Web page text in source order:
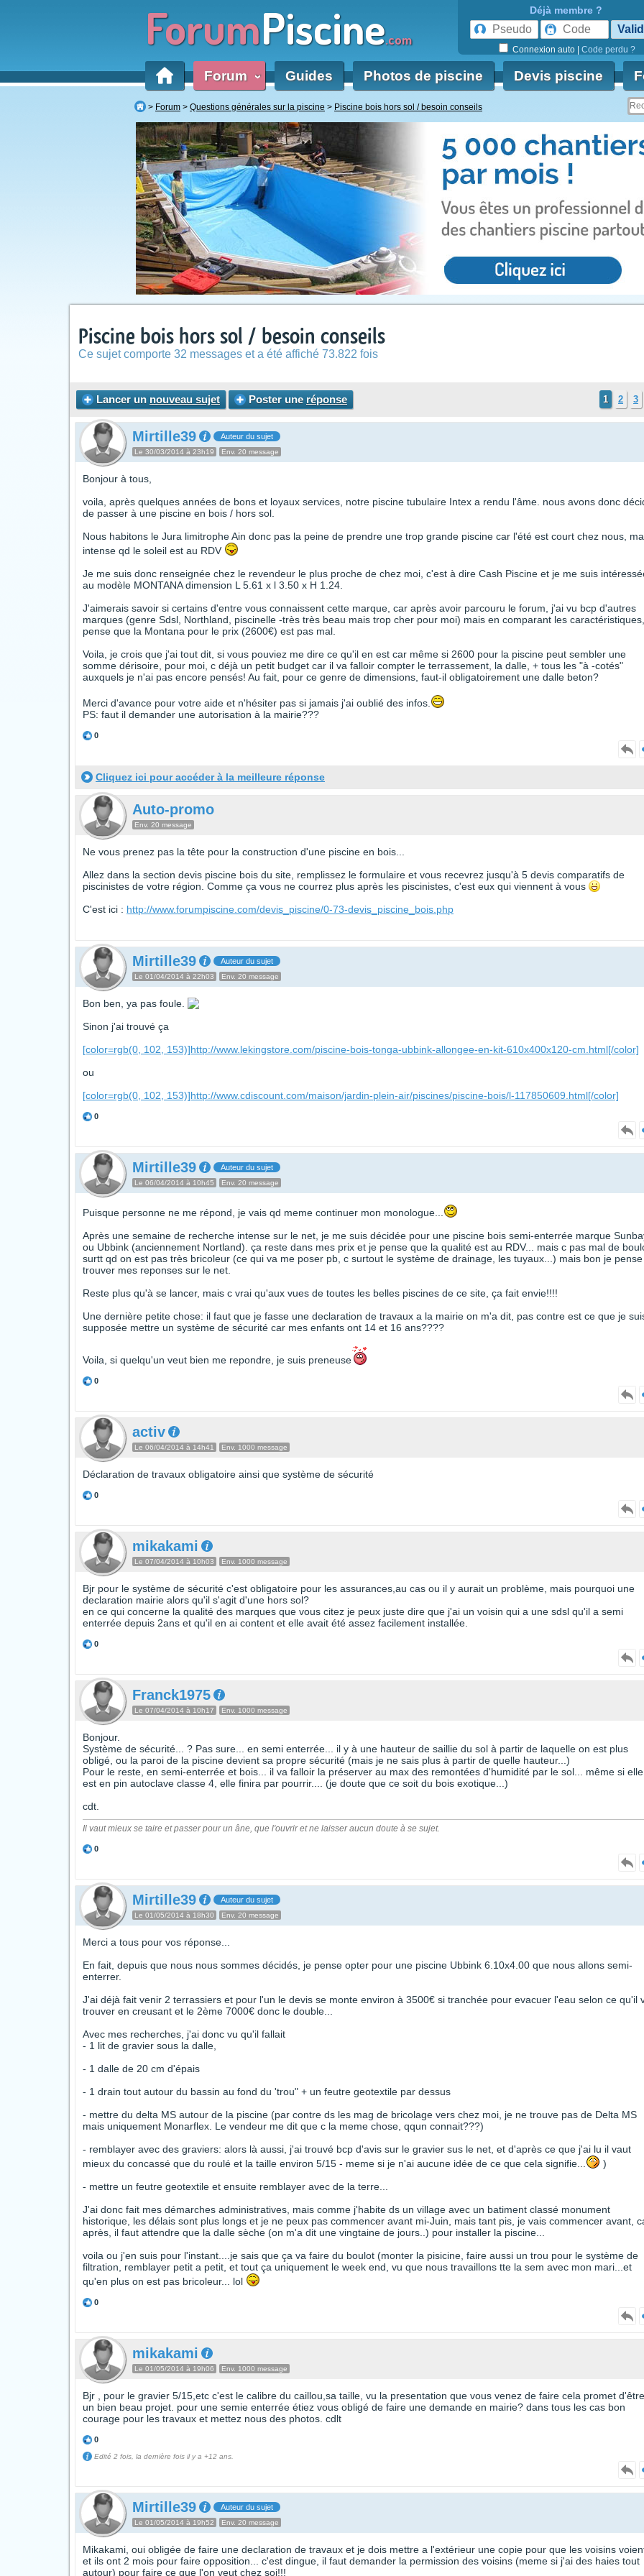
ForumPiscine.com
Déjà membre ?
Connexion auto Code perdu ?
Forum ‹ Guides Photos de piscine Devis piscine
Forum Questions générales sur la piscine Piscine bois hors sol / besoin conseils
Piscine bois hors sol / besoin conseils
Ce sujet comporte 32 messages et a été affiché 73.822 fois
Lancer un nouveau sujet Poster une réponse 1 2 3
Mirtille39 Auteur du sujet
Le 30/03/2014 à 23h19 Env. 20 message
Bonjour à tous,
voila, après quelques années de bons et loyaux services, notre piscine tubulaire Intex a rendu l'âme. nous avons donc
de passer à une piscine en bois / hors sol.
Nous habitons le Jura limitrophe Ain donc pas la peine de prendre une trop grande piscine car l'été est court chez nous,
intense qd le soleil est au RDV
Je me suis donc renseignée chez le revendeur le plus proche de chez moi, c'est à dire Cash Piscine et je me suis
au modèle MONTANA dimension L 5.61 x l 3.50 x H 1.24.
J'aimerais savoir si certains d'entre vous connaissent cette marque, car après avoir parcouru le forum, j'ai vu bcp d'autres
marques (genre Sdsl, Northland, piscinelle -très très beau mais trop cher pour moi) mais en comparant les
pense que la Montana pour le prix (2600€) est pas mal.
Voila, je crois que j'ai tout dit, si vous pouviez me dire ce qu'il en est car même si 2600 pour la piscine peut sembler une
somme dérisoire, pour moi, c déjà un petit budget car il va falloir compter le terrassement, la dalle, + tous les "à -cotés"
auxquels je n'ai pas encore pensés! Au fait, pour ce genre de dimensions, faut-il obligatoirement une dalle beton?
Merci d'avance pour votre aide et n'hésiter pas si jamais j'ai oublié des infos.
PS: faut il demander une autorisation à la mairie???
0
Cliquez ici pour accéder à la meilleure réponse
Auto-promo
Env. 20 message
Ne vous prenez pas la tête pour la construction d'une piscine en bois...
Allez dans la section devis piscine bois du site, remplissez le formulaire et vous recevrez jusqu'à 5 devis comparatifs de
piscinistes de votre région. Comme ça vous ne courrez plus après les piscinistes, c'est eux qui viennent à vous
C'est ici : http://www.forumpiscine.com/devis_piscine/0-73-devis_piscine_bois.php
Mirtille39 Auteur du sujet
Le 01/04/2014 à 22h03 Env. 20 message
Bon ben, ya pas foule.
Sinon j'ai trouvé ça
[color=rgb(0, 102, 153)]http://www.lekingstore.com/piscine-bois-tonga-ubbink-allongee-en-kit-610x400x120-cm.html[/color]
ou
[color=rgb(0, 102, 153)]http://www.cdiscount.com/maison/jardin-plein-air/piscines/piscine-bois/l-117850609.html[/color]
0
Mirtille39 Auteur du sujet
Le 06/04/2014 à 10h45 Env. 20 message
Puisque personne ne me répond, je vais qd meme continuer mon monologue...
Après une semaine de recherche intense sur le net, je me suis décidée pour une piscine bois semi-enterrée marque
ou Ubbink (anciennement Nortland). ça reste dans mes prix et je pense que la qualité est au RDV... mais c pas mal de
surtt qd on est pas très bricoleur (ce qui va me poser pb, c surtout le système de drainage, les tuyaux...) mais bon je pense
trouver mes reponses sur le net.
Reste plus qu'à se lancer, mais c vrai qu'aux vues de toutes les belles piscines de ce site, ça fait envie!!!!
Une dernière petite chose: il faut que je fasse une declaration de travaux a la mairie on m'a dit, pas contre est ce que je
supposée mettre un système de sécurité car mes enfants ont 14 et 16 ans????
Voila, si quelqu'un veut bien me repondre, je suis preneuse
0
activ
Le 06/04/2014 à 14h41 Env. 1000 message
Déclaration de travaux obligatoire ainsi que système de sécurité
0
mikakami
Le 07/04/2014 à 10h03 Env. 1000 message
Bjr pour le système de sécurité c'est obligatoire pour les assurances,au cas ou il y aurait un problème, mais pourquoi une
declaration mairie alors qu'il s'agit d'une hors sol?
en ce qui concerne la qualité des marques que vous citez je peux juste dire que j'ai un voisin qui a une sdsl qu'il a semi
enterrée depuis 2ans et qu'il en ai content et elle avait été assez facilement installée.
0
Franck1975
Le 07/04/2014 à 10h17 Env. 1000 message
Bonjour.
Système de sécurité... ? Pas sure... en semi enterrée... il y à une hauteur de saillie du sol à partir de laquelle on est plus
obligé, ou la paroi de la piscine devient sa propre sécurité (mais je ne sais plus à partir de quelle hauteur...)
Pour le reste, en semi-enterrée et bois... il va falloir la préserver au max des remontées d'humidité par le sol... même si elle
est en pin autoclave classe 4, elle finira par pourrir.... (je doute que ce soit du bois exotique...)
cdt.
Il vaut mieux se taire et passer pour un âne, que l'ouvrir et ne laisser aucun doute à se sujet.
0
Mirtille39 Auteur du sujet
Le 01/05/2014 à 18h30 Env. 20 message
Merci a tous pour vos réponse...
En fait, depuis que nous nous sommes décidés, je pense opter pour une piscine Ubbink 6.10x4.00 que nous allons semi-
enterrer.
J'ai déjà fait venir 2 terrassiers et pour l'un le devis se monte environ à 3500€ si tranchée pour evacuer l'eau selon ce qu'il
trouver en creusant et le 2ème 7000€ donc le double...
Avec mes recherches, j'ai donc vu qu'il fallait
- 1 lit de gravier sous la dalle,
- 1 dalle de 20 cm d'épais
- 1 drain tout autour du bassin au fond du 'trou" + un feutre geotextile par dessus
- mettre du delta MS autour de la piscine (par contre ds les mag de bricolage vers chez moi, je ne trouve pas de Delta MS
mais uniquement Monarflex. Le vendeur me dit que c la meme chose, qqun connait???)
- remblayer avec des graviers: alors là aussi, j'ai trouvé bcp d'avis sur le gravier sus le net, et d'après ce que j'ai lu il vaut
mieux du concassé que du roulé et la taille environ 5/15 - meme si je n'ai aucune idée de ce que cela signifie...
)
- mettre un feutre geotextile et ensuite remblayer avec de la terre...
J'ai donc fait mes démarches administratives, mais comme j'habite ds un village avec un batiment classé monument
historique, les délais sont plus longs et je ne peux pas commencer avant mi-Juin, mais tant pis, je vais commencer avant,
après, il faut attendre que la dalle sèche (on m'a dit une vingtaine de jours..) pour installer la piscine...
voila ou j'en suis pour l'instant....je sais que ça va faire du boulot (monter la pisicine, faire aussi un trou pour le système de
filtration, remblayer petit a petit, et tout ça uniquement le week end, vu que nous travaillons tte la sem avec mon mari...et
qu'en plus on est pas bricoleur... lol
0
mikakami
Le 01/05/2014 à 19h06 Env. 1000 message
Bjr , pour le gravier 5/15,etc c'est le calibre du caillou,sa taille, vu la presentation que vous venez de faire cela promet d'être
un bien beau projet. pour une semie enterrée étiez vous obligé de faire une demande en mairie? dans tous les cas bon
courage pour les travaux et mettez nous des photos. cdlt
0
Edité 2 fois, la dernière fois il y a +12 ans.
Mirtille39 Auteur du sujet
Le 01/05/2014 à 19h52 Env. 20 message
Mikakami, oui obligée de faire une declaration de travaux et je dois mettre a l'extérieur une copie pour que les voisins
et ils ont 2 mois pour faire opposition... c'est dingue, il faut demander la permission des voisins (meme si j'ai des haies tout
autour) pour faire ce que l'on veut chez soi!!!